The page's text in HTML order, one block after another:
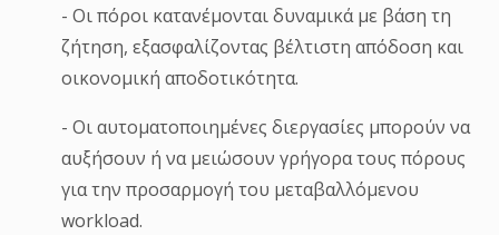
- Οι πόροι κατανέμονται δυναμικά με βάση τη
ζήτηση, εξασφαλίζοντας βέλτιστη απόδοση και
οικονομική αποδοτικότητα.
- Οι αυτοματοποιημένες διεργασίες μπορούν να
αυξήσουν ή να μειώσουν γρήγορα τους πόρους
για την προσαρμογή του μεταβαλλόμενου
workload.